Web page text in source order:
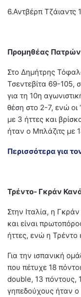
6.Αντβέρπ Τζάιαντς
Προμηθέας
Στο Δημήτρης
Τσεντεβίτα 69-105,
για τη 10η
θέση στο 2-7, ενώ οι
με 3 ήττες και
ήταν ο Μπλάζιτς με
Περισσότερα για
Τρέντο- Γκράν
Στην Ιταλία, η
και είναι
ήττες, ενώ η Τρέντο
Για την ισπανική
που πέτυχε 18
double, 13 πόντους,
γηπεδούχους ήταν